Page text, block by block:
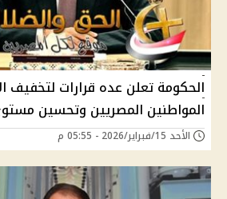
الحكومة تعلن عده قرارات لتخفيف
المواطنين المصريين وتحسين
الأحد 15/فبراير/2026 - 05:55 م